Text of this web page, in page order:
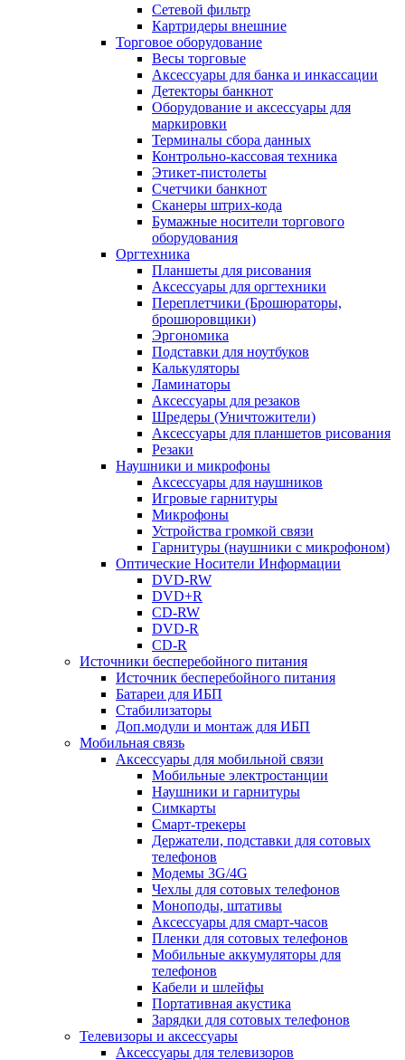
Сетевой фильтр
Картридеры внешние
Торговое оборудование
Весы торговые
Аксессуары для банка и инкассации
Детекторы банкнот
Оборудование и аксессуары для
маркировки
Терминалы сбора данных
Контрольно-кассовая техника
Этикет-пистолеты
Счетчики банкнот
Сканеры штрих-кода
Бумажные носители торгового
оборудования
Оргтехника
Планшеты для рисования
Аксессуары для оргтехники
Переплетчики (Брошюраторы,
брошюровщики)
Эргономика
Подставки для ноутбуков
Калькуляторы
Ламинаторы
Аксессуары для резаков
Шредеры (Уничтожители)
Аксессуары для планшетов рисования
Резаки
Наушники и микрофоны
Аксессуары для наушников
Игровые гарнитуры
Микрофоны
Устройства громкой связи
Гарнитуры (наушники с микрофоном)
Оптические Носители Информации
DVD-RW
DVD+R
CD-RW
DVD-R
CD-R
Источники бесперебойного питания
Источник бесперебойного питания
Батареи для ИБП
Стабилизаторы
Доп.модули и монтаж для ИБП
Мобильная связь
Аксессуары для мобильной связи
Мобильные электростанции
Наушники и гарнитуры
Симкарты
Смарт-трекеры
Держатели, подставки для сотовых
телефонов
Модемы 3G/4G
Чехлы для сотовых телефонов
Моноподы, штативы
Аксессуары для смарт-часов
Пленки для сотовых телефонов
Мобильные аккумуляторы для
телефонов
Кабели и шлейфы
Портативная акустика
Зарядки для сотовых телефонов
Телевизоры и аксессуары
Аксессуары для телевизоров